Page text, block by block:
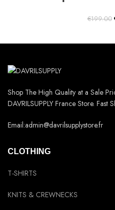
€199.00
Shop The High Quality at a Sale
DAVRILSUPPLY France Store. Fast
Email:admin@davrilsupplystore.fr
CLOTHING
T-SHIRTS
KNITS & CREWNECKS